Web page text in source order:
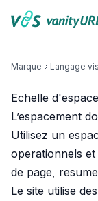
Aller au contenu
Marque Langage
Echelle
L’espacement
Utilisez un
operationnels
de page,
Le site utilise